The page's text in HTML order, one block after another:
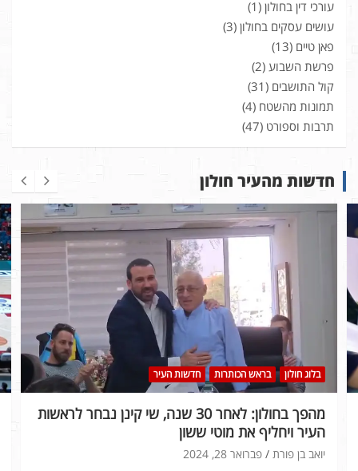
עורכי דין בחולון (1)
עושים עסקים בחולון (3)
פאן טיים (13)
פרשת השבוע (2)
קול התושבים (31)
תמונות מהשטח (4)
תרבות וספורט (47)
חדשות מהעיר חולון
בלוג חולון בראש הכותרות חדשות העיר
מהפך בחולון: לאחר 30 שנה, שי קינן נבחר לראשות
העיר ויחליף את מוטי ששון
פברואר 28, 2024 יואב בן פורת